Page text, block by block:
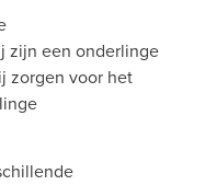
zijn een onderlinge
zorgen voor het